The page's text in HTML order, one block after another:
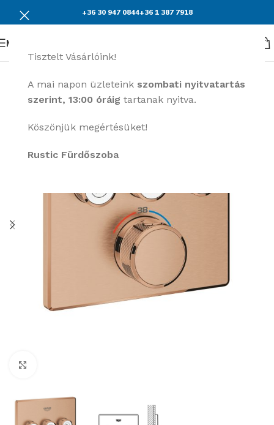
Tisztelt Vásárlóink!
A mai napon üzleteink szombati nyitvatartás
szerint, 13:00 óráig tartanak nyitva.
Köszönjük megértésüket!
Rustic Fürdőszoba
+36 30 947 0844+36 1 387 7918
Menü